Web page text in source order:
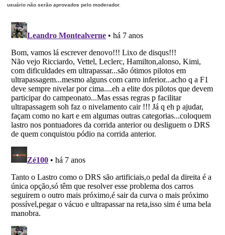
usuário não serão aprovados pelo moderador.